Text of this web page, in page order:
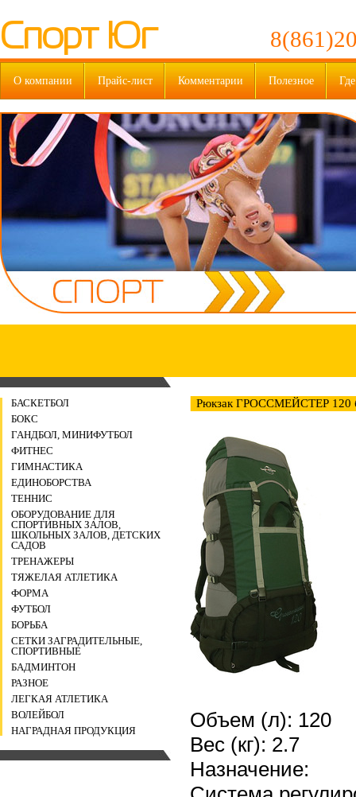
Спорт Юг
О компании Прайс-лист Комментарии Полезное
БАСКЕТБОЛ
БОКС
ГАНДБОЛ, МИНИФУТБОЛ
ФИТНЕС
ГИМНАСТИКА
ЕДИНОБОРСТВА
ТЕННИС
ОБОРУДОВАНИЕ ДЛЯ
СПОРТИВНЫХ ЗАЛОВ,
ШКОЛЬНЫХ ЗАЛОВ, ДЕТСКИХ
САДОВ
ТРЕНАЖЕРЫ
ТЯЖЕЛАЯ АТЛЕТИКА
ФОРМА
ФУТБОЛ
БОРЬБА
СЕТКИ ЗАГРАДИТЕЛЬНЫЕ,
СПОРТИВНЫЕ
БАДМИНТОН
РАЗНОЕ
ЛЕГКАЯ АТЛЕТИКА
ВОЛЕЙБОЛ
НАГРАДНАЯ ПРОДУКЦИЯ
Рюкзак ГРОССМЕЙСТЕР 120
Объем (л): 120
Вес (кг): 2.7
Назначение: